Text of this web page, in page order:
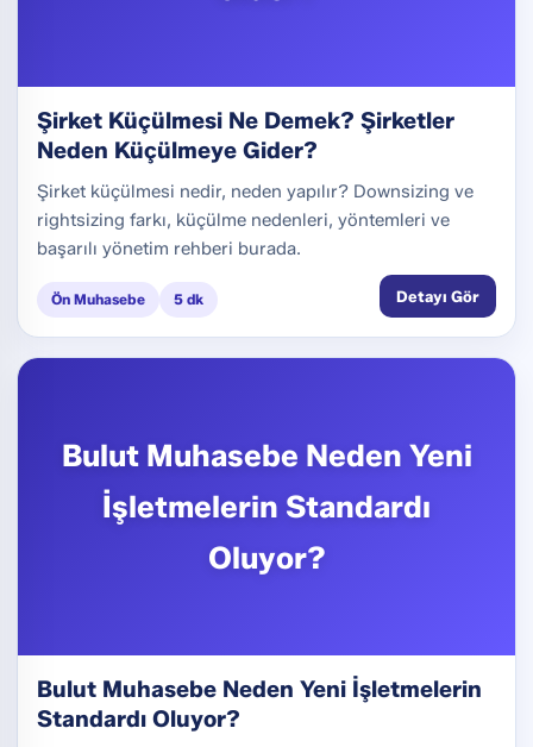
Şirket Küçülmesi Ne Demek? Şirketler
Neden Küçülmeye Gider?
Şirket küçülmesi nedir, neden yapılır? Downsizing ve
rightsizing farkı, küçülme nedenleri, yöntemleri ve
başarılı yönetim rehberi burada.
Ön Muhasebe 5 dk Detayı Gör
Bulut Muhasebe Neden Yeni
İşletmelerin Standardı
Oluyor?
Bulut Muhasebe Neden Yeni İşletmelerin
Standardı Oluyor?